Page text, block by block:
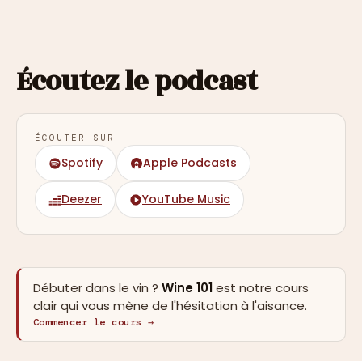
Écoutez le podcast
ÉCOUTER SUR
Spotify Apple Podcasts
Deezer YouTube Music
Débuter dans le vin ? Wine 101est notre cours
clair qui vous mène de l'hésitation à l'aisance.
Commencer le cours →